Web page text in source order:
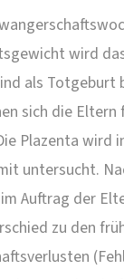
wird
als Totgeburt
sich die
Plazenta wird
untersucht.
Auftrag der
zu den